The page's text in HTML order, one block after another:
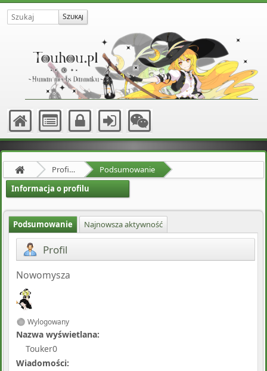
Profil użytkownika Touker0
Podsumowanie
Informacja o profilu
Podsumowanie Najnowsza aktywność
Profil
Nowomysza
Wylogowany
Nazwa wyświetlana:
Touker0
Wiadomości: